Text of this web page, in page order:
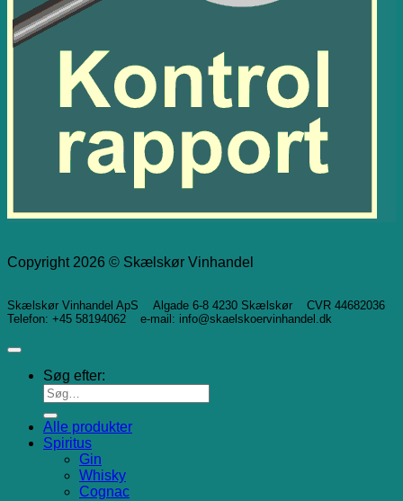
Copyright 2026 © Skælskør Vinhandel
Skælskør Vinhandel ApS Algade 6-8 4230 Skælskør CVR 44682036
Telefon: +45 58194062 e-mail: info@skaelskoervinhandel.dk
Søg efter:
Alle produkter
Spiritus
Gin
Whisky
Cognac